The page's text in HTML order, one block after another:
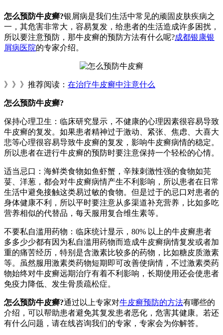
怎么预防牛皮癣?银屑病是我们生活中常见的顽固皮肤疾病之
一，其危害非常大，容易复发，给患者的生活造成许多困扰，
所以要注意预防，那牛皮癣的预防方法有什么呢?成都银康银
屑病医院的专家介绍。
》》》推荐阅读： 在治疗牛皮癣中注意什么
怎么预防牛皮癣?
保持心理卫生：临床研究显示，不健康的心理因素很容易导致
牛皮癣的复发。如果患者精神过于激动、紧张、焦虑、大喜大
悲等心理很容易导致牛皮癣的复发，影响牛皮癣病情的稳定。
所以患者在进行牛皮癣的预防时要注意保持一个轻松的心情。
适当忌口：海鲜类食物如鱼虾蟹，辛辣刺激性强的食物如芫
荽、洋葱，都会对牛皮癣病情产生不利影响，所以患者在日常
生活中避免接触这类易过敏的食物。但是过于的忌口对患者的
身体健康不利，所以平时要注意从多渠道补充营养，比如多吃
营养相似的代替品，每天服用复合维生素等。
不要私自滥用药物：临床统计显示，80% 以上的牛皮癣患者
多多少少都有因为私自滥用药物而造成牛皮癣病情复发或者加
重的痛苦经历，特别是含激素比较多的药物，比如糖皮质激素
等。虽然服用激素类药物短期即可改善使病情，不过激素类药
物始终对牛皮癣远期治疗有着不利影响，长期使用还会使患者
免疫力降低、发生骨质疏松症。
怎么预防牛皮癣?通过以上专家对牛皮癣预防的方法有哪些的
介绍，可以帮助患者避免其复发患者恶化，危害其健康。若还
有什么问题，请在线咨询我们的专家，专家会为你解答。